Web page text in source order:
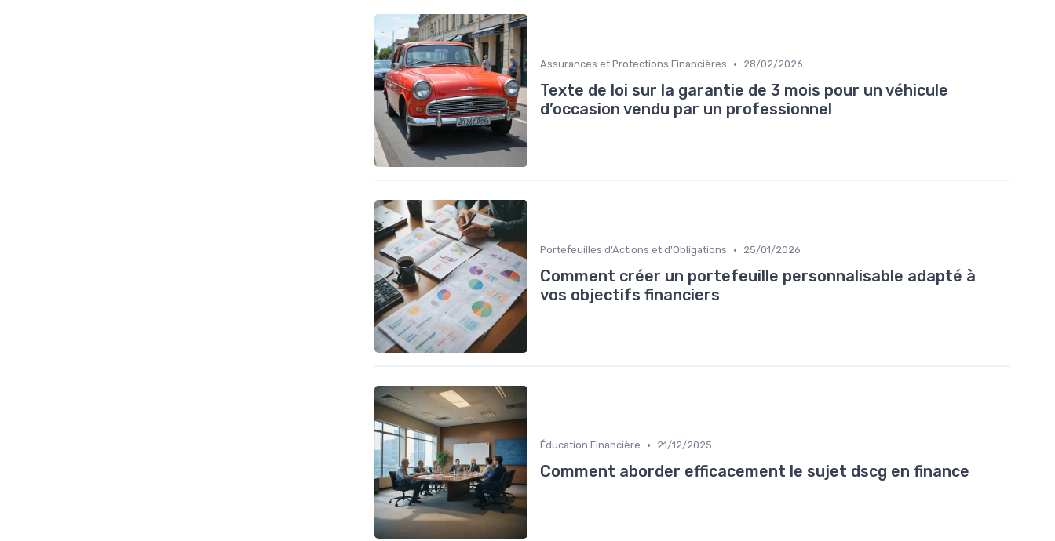
Assurances et Protections Financières • 28/02/2026
Texte de loi sur la garantie de 3 mois pour un véhicule
d’occasion vendu par un professionnel
Portefeuilles d'Actions et d'Obligations • 25/01/2026
Comment créer un portefeuille personnalisable adapté à
vos objectifs financiers
Éducation Financière • 21/12/2025
Comment aborder efficacement le sujet dscg en finance